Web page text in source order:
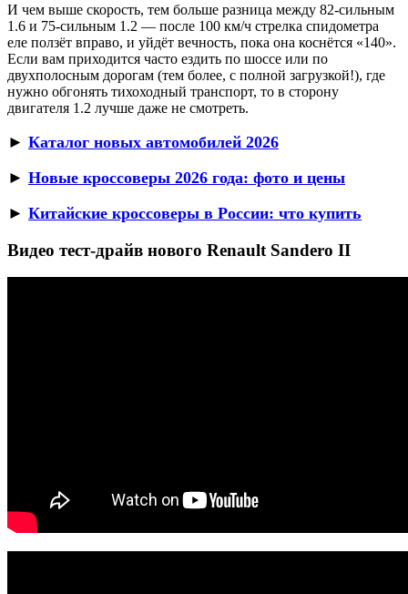
И чем выше скорость, тем больше разница между 82-сильным
1.6 и 75-сильным 1.2 — после 100 км/ч стрелка спидометра
еле ползёт вправо, и уйдёт вечность, пока она коснётся «140».
Если вам приходится часто ездить по шоссе или по
двухполосным дорогам (тем более, с полной загрузкой!), где
нужно обгонять тихоходный транспорт, то в сторону
двигателя 1.2 лучше даже не смотреть.
► Каталог новых автомобилей 2026
► Новые кроссоверы 2026 года: фото и цены
► Китайские кроссоверы в России: что купить
Видео тест-драйв нового Renault Sandero II